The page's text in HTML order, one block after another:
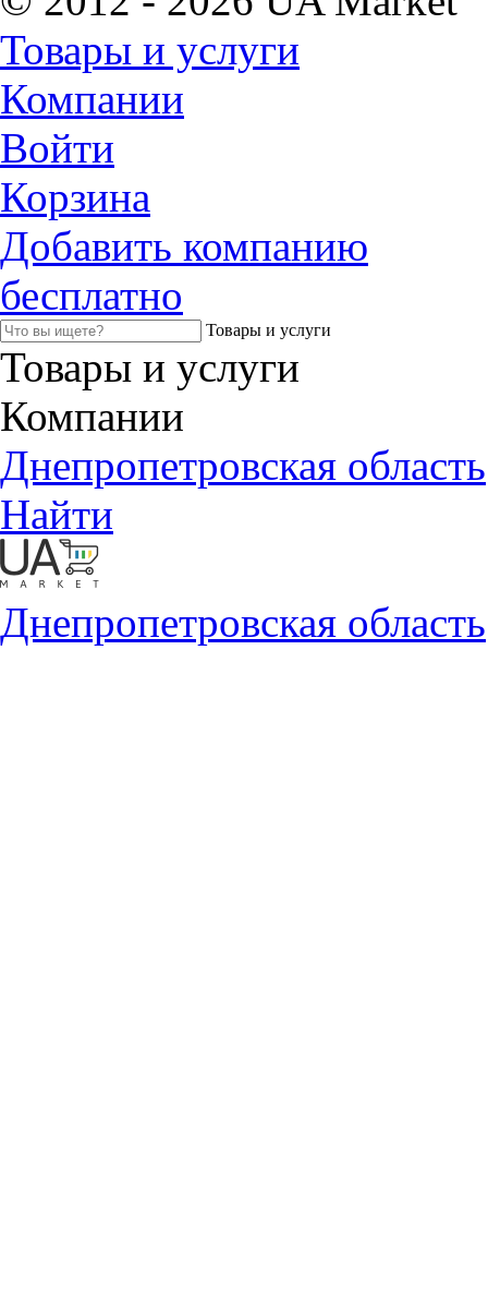
Товары и услуги
Компании
Войти
Корзина
Добавить компанию
бесплатно
Товары и услуги
Товары и услуги
Компании
Днепропетровская область
Найти
Днепропетровская область